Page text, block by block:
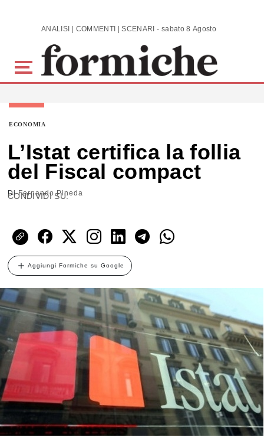
Skip to main content ANALISI | COMMENTI | SCENARI - sabato 8 Agosto 2026
ECONOMIA
L’Istat certifica la follia
del Fiscal compact
DiFernando Pineda
CONDIVIDI SU:
Aggiungi Formiche su Google